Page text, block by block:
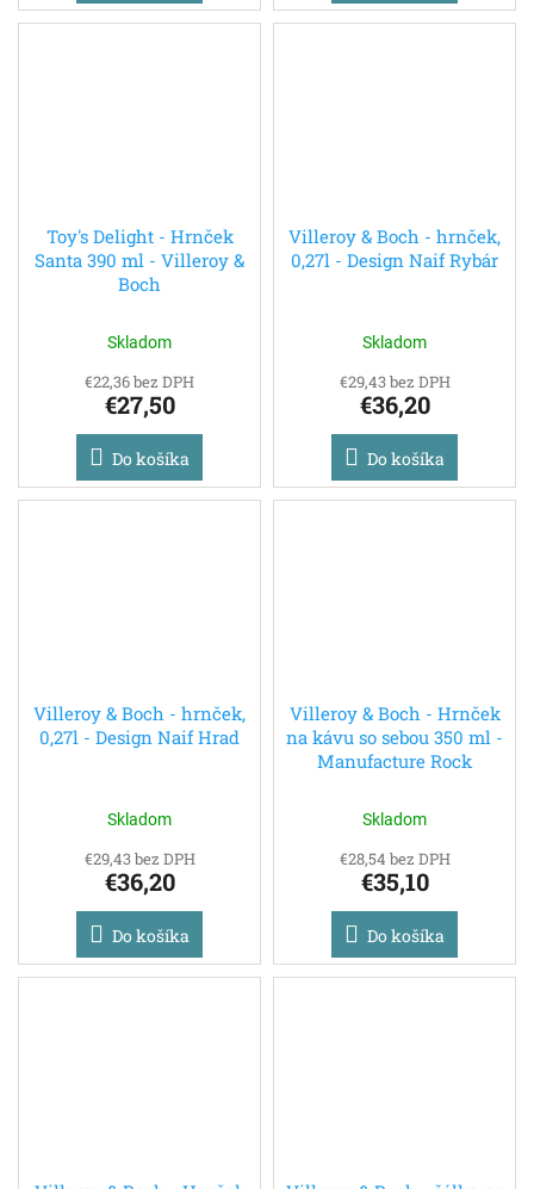
Toy's Delight - Hrnček
Santa 390 ml - Villeroy &
Boch
Skladom
€22,36 bez DPH
€27,50
Do košíka
Villeroy & Boch - hrnček,
0,27l - Design Naif Rybár
Skladom
€29,43 bez DPH
€36,20
Do košíka
Villeroy & Boch - hrnček,
0,27l - Design Naif Hrad
Skladom
€29,43 bez DPH
€36,20
Do košíka
Villeroy & Boch - Hrnček
na kávu so sebou 350 ml -
Manufacture Rock
Skladom
€28,54 bez DPH
€35,10
Do košíka